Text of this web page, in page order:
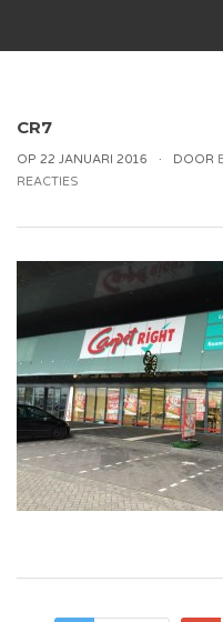
CR7
OP 22 JANUARI 2016 DOOR
REACTIES